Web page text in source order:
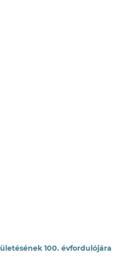
100. évfordulójára